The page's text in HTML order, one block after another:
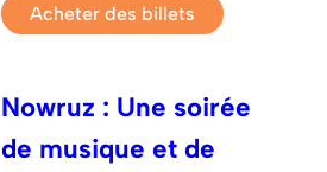
Acheter des billets
Nowruz : Une soirée
de musique et de